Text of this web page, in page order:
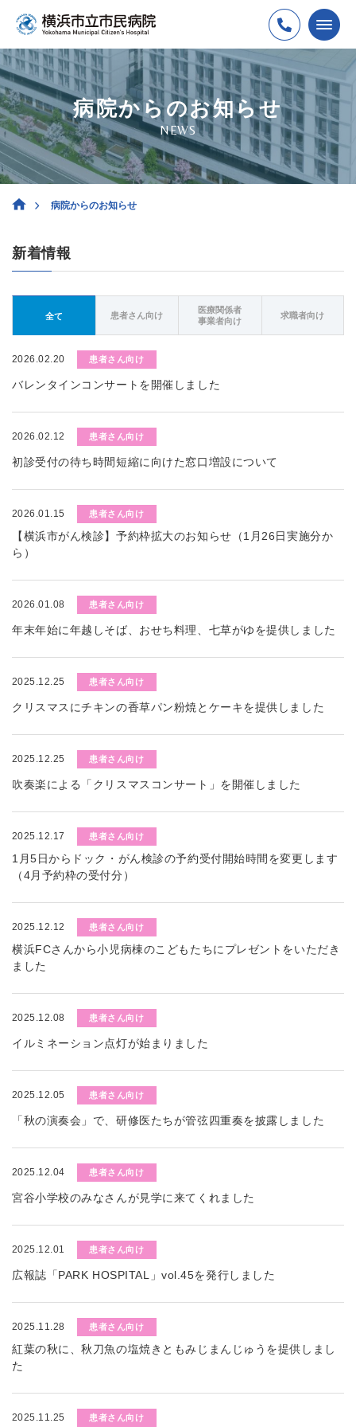
病院からのお知らせ
NEWS
病院からのお知らせ
新着情報
全て 患者さん向け
医療関係者
事業者向け
求職者向け
2026.02.20 患者さん向け
バレンタインコンサートを開催しました
2026.02.12 患者さん向け
初診受付の待ち時間短縮に向けた窓口増設について
2026.01.15 患者さん向け
【横浜市がん検診】予約枠拡大のお知らせ（1月26日実施分か
ら）
2026.01.08 患者さん向け
年末年始に年越しそば、おせち料理、七草がゆを提供しました
2025.12.25 患者さん向け
クリスマスにチキンの香草パン粉焼とケーキを提供しました
2025.12.25 患者さん向け
吹奏楽による「クリスマスコンサート」を開催しました
2025.12.17 患者さん向け
1月5日からドック・がん検診の予約受付開始時間を変更します
（4月予約枠の受付分）
2025.12.12 患者さん向け
横浜FCさんから小児病棟のこどもたちにプレゼントをいただき
ました
2025.12.08 患者さん向け
イルミネーション点灯が始まりました
2025.12.05 患者さん向け
「秋の演奏会」で、研修医たちが管弦四重奏を披露しました
2025.12.04 患者さん向け
宮谷小学校のみなさんが見学に来てくれました
2025.12.01 患者さん向け
広報誌「PARK HOSPITAL」vol.45を発行しました
2025.11.28 患者さん向け
紅葉の秋に、秋刀魚の塩焼きともみじまんじゅうを提供しまし
た
2025.11.25 患者さん向け